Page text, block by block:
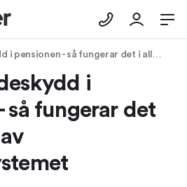
Efterlevandeskydd i pensionen - så fungerar det i alla delar av pensionssystemet
i
så fungerar det